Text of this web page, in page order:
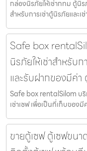
กล่องนิรภัยให้เช่ากทม ตู้นิร
สำหรับการเช่าตู้นิรภัยและเ
Safe box
นิรภัยให้เช่าสำหรับ
และรับฝากของมีค่า
Safe box rentalSilom บ
เช่าเซฟ เพื่อเป็นที่เก็บของ
ขายตู้เซฟ ตู้เซฟขน